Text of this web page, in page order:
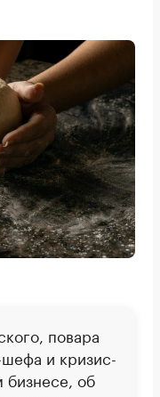
повара
и кризис-
об